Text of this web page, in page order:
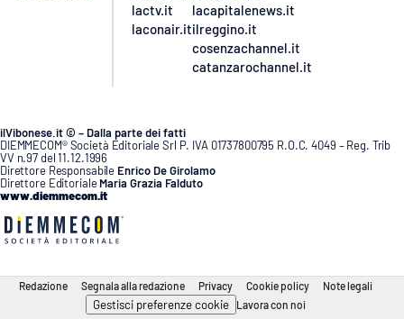
lactv.it
laconair.it
lacapitalenews.it
ilreggino.it
cosenzachannel.it
catanzarochannel.it
ilVibonese.it © – Dalla parte dei fatti
DIEMMECOM® Società Editoriale Srl P. IVA 01737800795 R.O.C. 4049 – Reg. Trib
VV n.97 del 11.12.1996
Direttore Responsabile Enrico De Girolamo
Direttore Editoriale Maria Grazia Falduto
www.diemmecom.it
Redazione Segnala alla redazione Privacy Cookie policy Note legali
Gestisci preferenze cookie Lavora con noi